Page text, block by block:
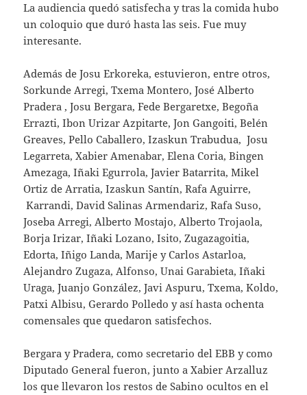
La audiencia quedó satisfecha y tras la comida hubo
un coloquio que duró hasta las seis. Fue muy
interesante.
Además de Josu Erkoreka, estuvieron, entre otros,
Sorkunde Arregi, Txema Montero, José Alberto
Pradera , Josu Bergara, Fede Bergaretxe, Begoña
Errazti, Ibon Urizar Azpitarte, Jon Gangoiti, Belén
Greaves, Pello Caballero, Izaskun Trabudua, Josu
Legarreta, Xabier Amenabar, Elena Coria, Bingen
Amezaga, Iñaki Egurrola, Javier Batarrita, Mikel
Ortiz de Arratia, Izaskun Santín, Rafa Aguirre,
Karrandi, David Salinas Armendariz, Rafa Suso,
Joseba Arregi, Alberto Mostajo, Alberto Trojaola,
Borja Irizar, Iñaki Lozano, Isito, Zugazagoitia,
Edorta, Iñigo Landa, Marije y Carlos Astarloa,
Alejandro Zugaza, Alfonso, Unai Garabieta, Iñaki
Uraga, Juanjo González, Javi Aspuru, Txema, Koldo,
Patxi Albisu, Gerardo Polledo y así hasta ochenta
comensales que quedaron satisfechos.
Bergara y Pradera, como secretario del EBB y como
Diputado General fueron, junto a Xabier Arzalluz
los que llevaron los restos de Sabino ocultos en el